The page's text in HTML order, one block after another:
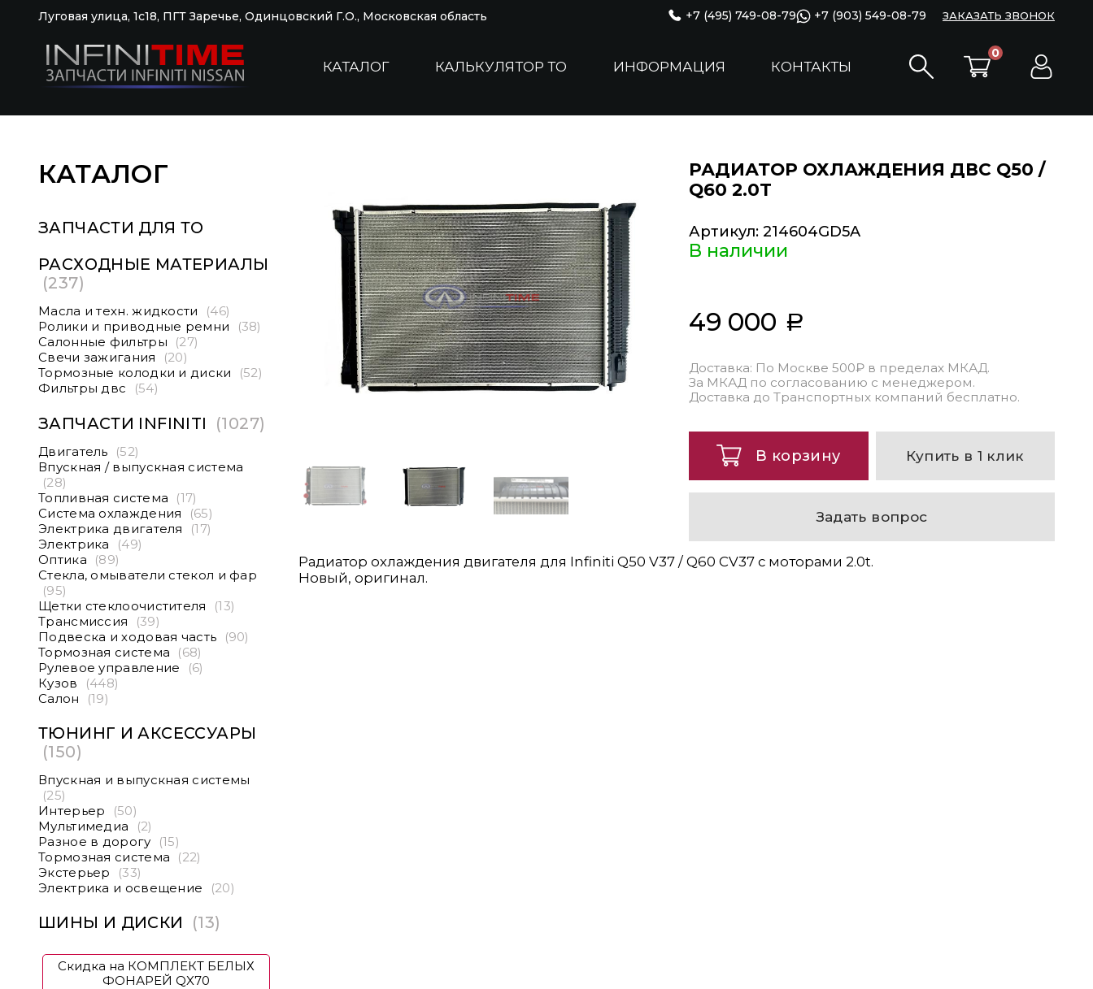
Луговая улица, 1с18, ПГТ Заречье, Одинцовский Г.О., Московская область +7 (495) 749-08-79 +7 (903) 549-08-79 ЗАКАЗАТЬ ЗВОНОК
КАТАЛОГ КАЛЬКУЛЯТОР ТО ИНФОРМАЦИЯ КОНТАКТЫ
0
КАТАЛОГ
ЗАПЧАСТИ ДЛЯ ТО
РАСХОДНЫЕ МАТЕРИАЛЫ
(237)
Масла и техн. жидкости
(46)
Ролики и приводные ремни
(38)
Салонные фильтры
(27)
Свечи зажигания
(20)
Тормозные колодки и диски
(52)
Фильтры двс
(54)
ЗАПЧАСТИ INFINITI (1027)
Двигатель
(52)
Впускная / выпускная система
(28)
Топливная система
(17)
Система охлаждения
(65)
Электрика двигателя
(17)
Электрика
(49)
Оптика
(89)
Стекла, омыватели стекол и фар
(95)
Щетки стеклоочистителя
(13)
Трансмиссия
(39)
Подвеска и ходовая часть
(90)
Тормозная система
(68)
Рулевое управление
(6)
Кузов
(448)
Салон
(19)
ТЮНИНГ И АКСЕССУАРЫ
(150)
Впускная и выпускная системы
(25)
Интерьер
(50)
Мультимедиа
(2)
Разное в дорогу
(15)
Тормозная система
(22)
Экстерьер
(33)
Электрика и освещение
(20)
ШИНЫ И ДИСКИ (13)
Скидка на КОМПЛЕКТ БЕЛЫХ
ФОНАРЕЙ QX70
РАДИАТОР ОХЛАЖДЕНИЯ ДВС Q50 /
Q60 2.0T
Артикул: 214604GD5A
В наличии
49 000
Доставка: По Москве 500₽ в пределах МКАД.
За МКАД по согласованию с менеджером.
Доставка до Транспортных компаний бесплатно.
В корзину Купить в 1 клик
Задать вопрос
Радиатор охлаждения двигателя для Infiniti Q50 V37 / Q60 CV37 с моторами 2.0t.
Новый, оригинал.